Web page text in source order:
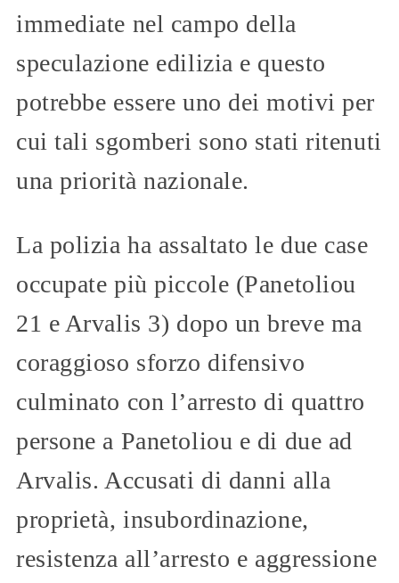
immediate nel campo della
speculazione edilizia e questo
potrebbe essere uno dei motivi per
cui tali sgomberi sono stati ritenuti
una priorità nazionale.
La polizia ha assaltato le due case
occupate più piccole (Panetoliou
21 e Arvalis 3) dopo un breve ma
coraggioso sforzo difensivo
culminato con l’arresto di quattro
persone a Panetoliou e di due ad
Arvalis. Accusati di danni alla
proprietà, insubordinazione,
resistenza all’arresto e aggressione